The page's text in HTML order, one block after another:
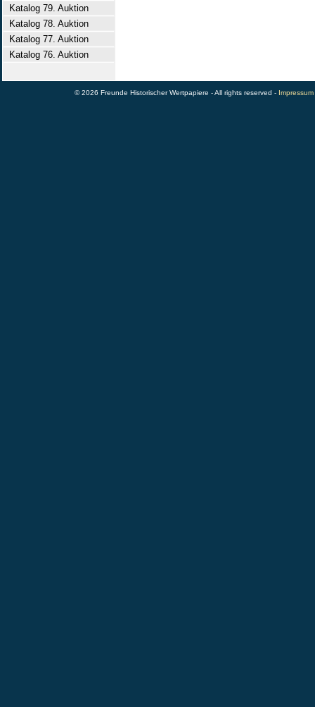
Katalog 79. Auktion
Katalog 78. Auktion
Katalog 77. Auktion
Katalog 76. Auktion
© 2026 Freunde Historischer Wertpapiere - All rights reserved - Impressum